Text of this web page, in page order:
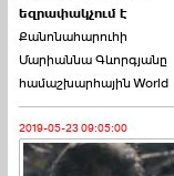
թեկնածու է ընտրվել
Ռուբեն Ռուբինյանը ›››
2026-06-23 21:28:00
եզրափակչում է
Քանոնահարուհի
Մարիաննա Գևորգյանը
համաշխարհային World
2019-05-23 09:05:00